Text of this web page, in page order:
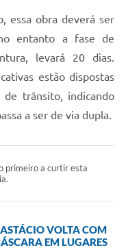
essa obra deverá ser
entanto a fase de
levará 20 dias.
estão dispostas
de trânsito, indicando
a ser de via dupla.
primeiro a curtir esta
VOLTA COM
EM LUGARES